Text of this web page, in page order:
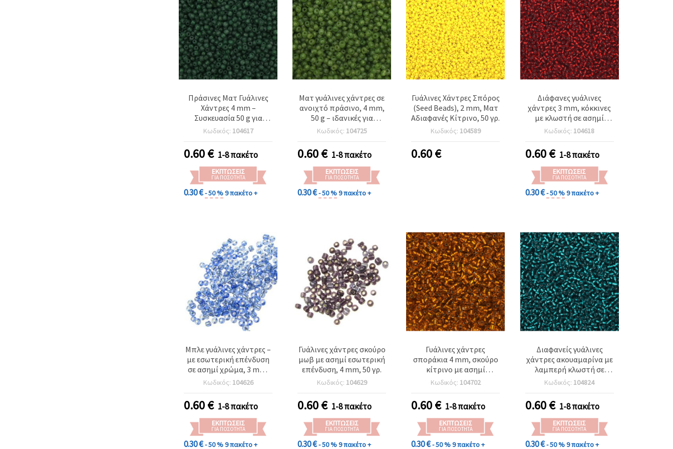
Πράσινες Ματ Γυάλινες
Χάντρες 4 mm –
Συσκευασία 50 g για
Κατασκευή
Κοσμημάτων,
Διακόσμηση,
Χειροτεχνίες & Χόμπι
Κωδικός: 104617
0.60€ 1-8 πακέτο
ΕΚΠΤΏΣΕΙΣ
ΓΙΑ ΠΟΣΌΤΗΤΑ
0.30 €- 50 %9 πακέτο +
Ματ γυάλινες χάντρες σε
ανοιχτό πράσινο, 4 mm,
50 g – ιδανικές για
κατασκευή κοσμημάτων
και διακόσμηση
Κωδικός: 104725
0.60€ 1-8 πακέτο
ΕΚΠΤΏΣΕΙΣ
ΓΙΑ ΠΟΣΌΤΗΤΑ
0.30 €- 50 %9 πακέτο +
Γυάλινες Χάντρες Σπόρος
(Seed Beads), 2 mm, Ματ
Αδιαφανές Κίτρινο, 50 γρ.
Κωδικός: 104589
0.60€
Διάφανες γυάλινες
χάντρες 3 mm, κόκκινες
με κλωστή σε ασημί
χρώμα, 50 γρ.
Κωδικός: 104618
0.60€ 1-8 πακέτο
ΕΚΠΤΏΣΕΙΣ
ΓΙΑ ΠΟΣΌΤΗΤΑ
0.30 €- 50 %9 πακέτο +
Μπλε γυάλινες χάντρες –
με εσωτερική επένδυση
σε ασημί χρώμα, 3 mm,
50 g, ιδανικές για DIY
κοσμήματα, πλέξιμο με
χάντρες και χειροτεχνίες
Κωδικός: 104626
0.60€ 1-8 πακέτο
ΕΚΠΤΏΣΕΙΣ
ΓΙΑ ΠΟΣΌΤΗΤΑ
0.30 €- 50 %9 πακέτο +
Γυάλινες χάντρες σκούρο
μωβ με ασημί εσωτερική
επένδυση, 4 mm, 50 γρ.
Κωδικός: 104629
0.60€ 1-8 πακέτο
ΕΚΠΤΏΣΕΙΣ
ΓΙΑ ΠΟΣΌΤΗΤΑ
0.30 €- 50 %9 πακέτο +
Γυάλινες χάντρες
σποράκια 4 mm, σκούρο
κίτρινο με ασημί
εσωτερικό, 50 γρ.
Κωδικός: 104702
0.60€ 1-8 πακέτο
ΕΚΠΤΏΣΕΙΣ
ΓΙΑ ΠΟΣΌΤΗΤΑ
0.30 €- 50 %9 πακέτο +
Διαφανείς γυάλινες
χάντρες ακουαμαρίνα με
λαμπερή κλωστή σε
ασημί απόχρωση, 3 mm,
50 g, για DIY χειροτεχνίες
και κοσμήματα
Κωδικός: 104824
0.60€ 1-8 πακέτο
ΕΚΠΤΏΣΕΙΣ
ΓΙΑ ΠΟΣΌΤΗΤΑ
0.30 €- 50 %9 πακέτο +